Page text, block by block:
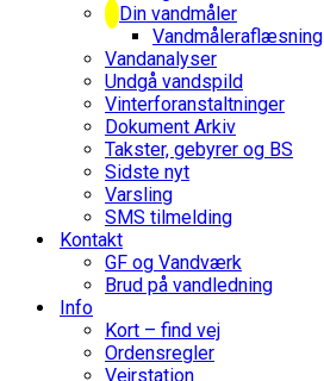
Din vandmåler
Vandmåleraflæsning
Vandanalyser
Undgå vandspild
Vinterforanstaltninger
Dokument Arkiv
Takster, gebyrer og BS
Sidste nyt
Varsling
SMS tilmelding
Kontakt
GF og Vandværk
Brud på vandledning
Info
Kort – find vej
Ordensregler
Vejrstation